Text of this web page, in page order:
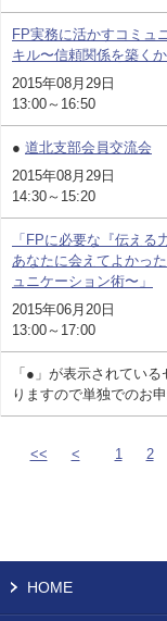
「●」が表示されてい
りますので単独でのお
FP実務に活かすコミュ
キル〜信頼関係を築く
2015年08月29日
13:00～16:50
● 道北支部会員交流会
2015年08月29日
14:30～15:20
「FPに必要な『伝える
あなたに会えてよかっ
ュニケーション術〜」
2015年06月20日
13:00～17:00
<< < 1 2
HOME